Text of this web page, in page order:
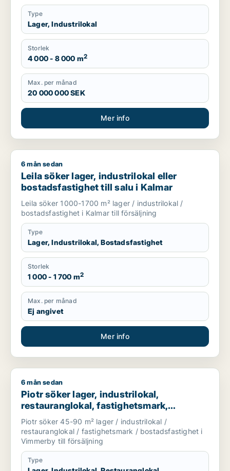
Type
Lager, Industrilokal
Storlek
4 000 - 8 000 m2
Max. per månad
20 000 000 SEK
Mer info
Leila söker lager, industrilokal eller bostadsfastighet till salu
6 mån sedan
Leila söker lager, industrilokal eller
bostadsfastighet till salu i Kalmar
Leila söker 1000-1700 m² lager / industrilokal /
bostadsfastighet i Kalmar till försäljning
Type
Lager, Industrilokal, Bostadsfastighet
Storlek
1 000 - 1 700 m2
Max. per månad
Ej angivet
Mer info
Piotr söker lager, industrilokal, restauranglokal,
6 mån sedan
Piotr söker lager, industrilokal,
restauranglokal, fastighetsmark,
bostadsfastighet eller hotell till salu i
Vimmerby
Piotr söker 45-90 m² lager / industrilokal /
restauranglokal / fastighetsmark / bostadsfastighet i
Vimmerby till försäljning
Type